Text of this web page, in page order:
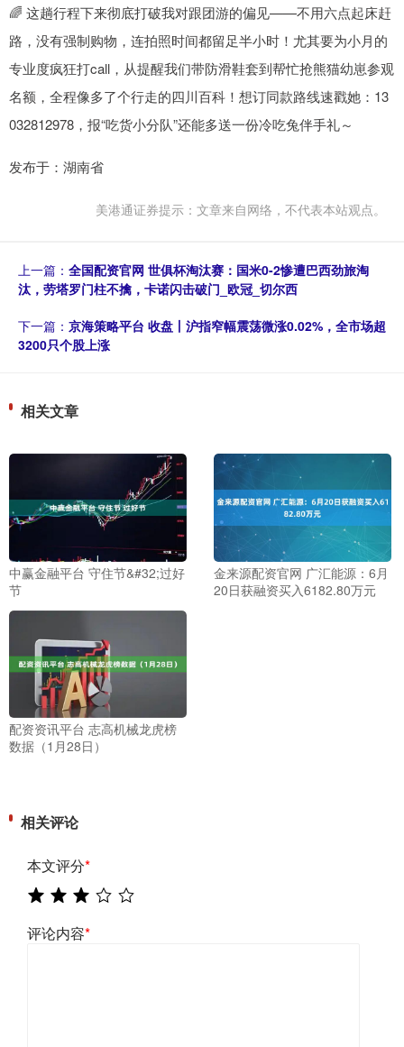
🌈 这趟行程下来彻底打破我对跟团游的偏见——不用六点起床赶
路，没有强制购物，连拍照时间都留足半小时！尤其要为小月的
专业度疯狂打call，从提醒我们带防滑鞋套到帮忙抢熊猫幼崽参观
名额，全程像多了个行走的四川百科！想订同款路线速戳她：13
032812978，报“吃货小分队”还能多送一份冷吃兔伴手礼～
发布于：湖南省
美港通证券提示：文章来自网络，不代表本站观点。
上一篇： 全国配资官网 世俱杯淘汰赛：国米0-2惨遭巴西劲旅淘
汰，劳塔罗门柱不擒，卡诺闪击破门_欧冠_切尔西
下一篇： 京海策略平台 收盘丨沪指窄幅震荡微涨0.02%，全市场超
3200只个股上涨
相关文章
中赢金融平台 守住节&#32;过好
节
金来源配资官网 广汇能源：6月
20日获融资买入6182.80万元
配资资讯平台 志高机械龙虎榜
数据（1月28日）
相关评论
本文评分*
评论内容*